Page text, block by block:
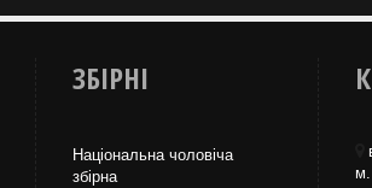
ЗБІРНІ
Національна чоловіча
збірна
м.